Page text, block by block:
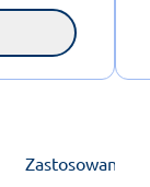
Zastosowanie